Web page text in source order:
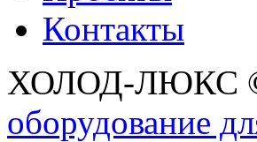
Контакты
ХОЛОД-ЛЮКС
оборудование